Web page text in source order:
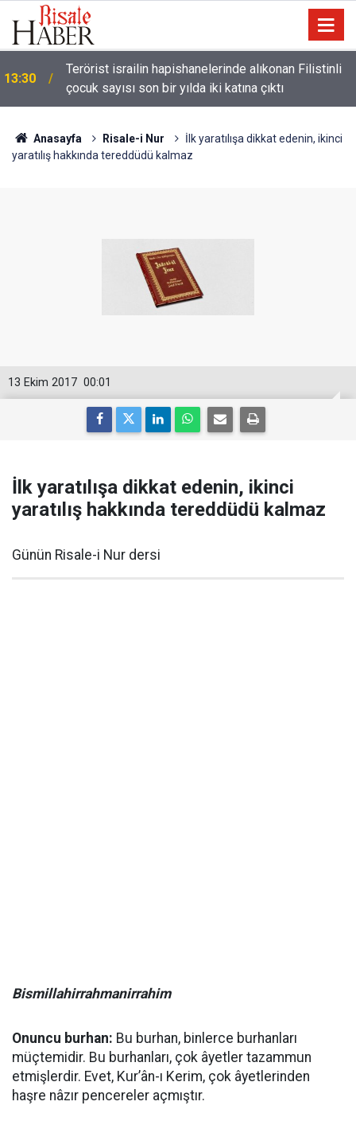
13:30
Terörist israilin hapishanelerinde alıkonan Filistinli
çocuk sayısı son bir yılda iki katına çıktı
Anasayfa Risale-i Nur
İlk yaratılışa dikkat edenin, ikinci
yaratılış hakkında tereddüdü kalmaz
00:01
13 Ekim 2017
İlk yaratılışa dikkat edenin, ikinci
yaratılış hakkında tereddüdü kalmaz
Günün Risale-i Nur dersi
Bismillahirrahmanirrahim
Onuncu burhan: Bu burhan, binlerce burhanları
müçtemidir. Bu burhanları, çok âyetler tazammun
etmişlerdir. Evet, Kur’ân-ı Kerim, çok âyetlerinden
haşre nâzır pencereler açmıştır.